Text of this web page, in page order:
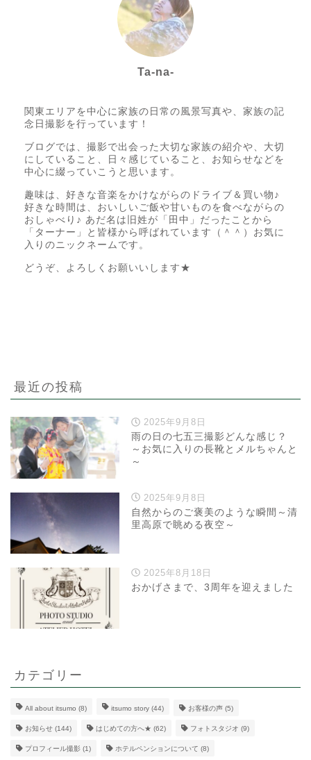
Ta-na-
関東エリアを中心に家族の日常の風景写真や、家族の記
念日撮影を行っています！
ブログでは、撮影で出会った大切な家族の紹介や、大切
にしていること、日々感じていること、お知らせなどを
中心に綴っていこうと思います。
趣味は、好きな音楽をかけながらのドライブ＆買い物♪
好きな時間は、おいしいご飯や甘いものを食べながらの
おしゃべり♪ あだ名は旧姓が「田中」だったことから
「ターナー」と皆様から呼ばれています（＾＾）お気に
入りのニックネームです。
どうぞ、よろしくお願いいします★
最近の投稿
2025年9月8日
雨の日の七五三撮影どんな感じ？
～お気に入りの長靴とメルちゃんと
～
2025年9月8日
自然からのご褒美のような瞬間～清
里高原で眺める夜空～
2025年8月18日
おかげさまで、3周年を迎えました
カテゴリー
All about itsumo (8) itsumo story (44) お客様の声 (5)
お知らせ (144) はじめての方へ★ (62) フォトスタジオ (9)
プロフィール撮影 (1) ホテルペンションについて (8)